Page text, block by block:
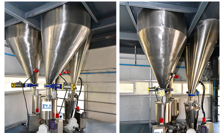
力不足造成飞边也会出现收缩，应检查锁模系统是否......